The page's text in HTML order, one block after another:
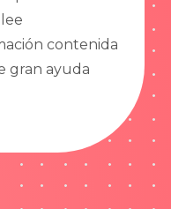
contenida
gran ayuda